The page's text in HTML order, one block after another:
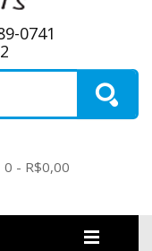
0741
0 - R$0,00